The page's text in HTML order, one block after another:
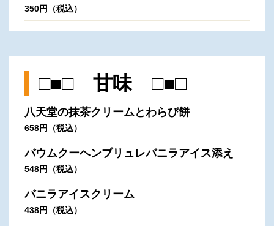
350円（税込）
□■□ 甘味 □■□
八天堂の抹茶クリームとわらび餅
658円（税込）
バウムクーヘンブリュレバニラアイス添え
548円（税込）
バニラアイスクリーム
438円（税込）